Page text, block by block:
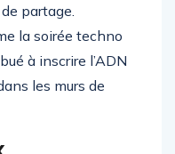
dans une
partage.
la soirée techno
à inscrire l’ADN
les murs de